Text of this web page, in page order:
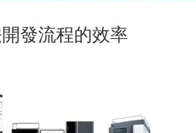
發流程的效率